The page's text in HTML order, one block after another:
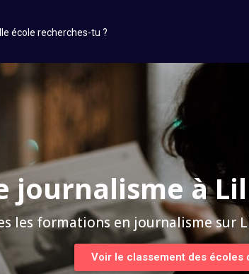
journalisme à
les formations en journalisme sur
Voir le classement des écoles